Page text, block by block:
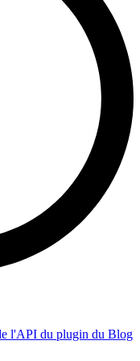
l'API du plugin du Blog